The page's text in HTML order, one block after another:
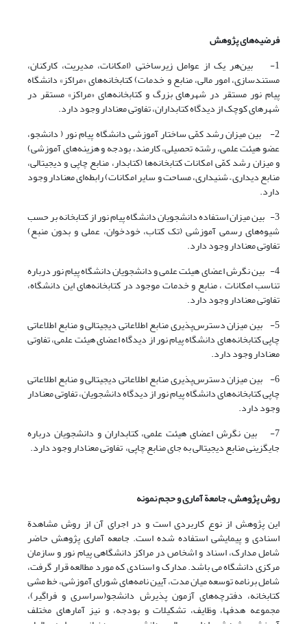
فرضیه‌های پژوهش
1- بین‌هر یک از عوامل زیرساختی (امکانات، مدیریت، کارکنان،
مستندسازی، امور مالی، منابع و خدمات) کتابخانه‌های «مراکز» دانشگاه
پیام نور مستقر در شهرهای بزرگ و کتابخانه‌های «مراکز» مستقر در
شهرهای کوچک از دیدگاه کتابداران، تفاوتی معنادار وجود دارد.
2- بین میزان رشد کمّی ساختار آموزشی دانشگاه پیام نور ( دانشجو،
عضو هیئت علمی، رشته تحصیلی، کارمند، بودجه و هزینه‌های آموزشی)
و میزان رشد کمّی امکانات کتابخانه‌ها (کتابدار، منابع چاپی و دیجیتالی،
منابع دیداری – شنیداری، مساحت و سایر امکانات) رابطه‌ای معنادار وجود
دارد.
3- بین میزان استفاده دانشجویان دانشگاه پیام نور از کتابخانه بر حسب
شیوه‌های رسمی آموزشی (تک کتاب، خودخوان، عملی و بدون منبع)
تفاوتی معنادار وجود دارد.
4- بین نگرش اعضای‌ هیئت علمی و دانشجویان دانشگاه پیام نور درباره
تناسب امکانات ، منابع و خدمات موجود در کتابخانه‌های این دانشگاه،
تفاوتی معنادار وجود دارد.
5- بین میزان دسترس‌پذیری منابع اطلاعاتی دیجیتالی و منابع اطلاعاتی
چاپی کتابخانه‌های دانشگاه پیام نور از دیدگاه اعضای‌ هیئت علمی، تفاوتی
معنادار وجود دارد.
6- بین میزان دسترس‌پذیری منابع اطلاعاتی دیجیتالی و منابع اطلاعاتی
چاپی کتابخانه‌های دانشگاه پیام نور از دیدگاه دانشجویان، تفاوتی معنادار
وجود دارد.
7- بین نگرش اعضای‌ هیئت علمی، کتابداران و دانشجویان درباره
جایگزینی منابع دیجیتالی به جای منابع چاپی، تفاوتی معنادار وجود دارد.
روش پژوهش،جامعة آماری و حجم نمونه
این پژوهش از نوع کاربردی است و در اجرای آن از روش مشاهدة
اسنادی و پیمایشی استفاده شده است. جامعه آماری پژوهش حاضر
شامل مدارک، اسناد و اشخاص در مراکز دانشگاهی پیام نور و سازمان
مرکزی دانشگاه می باشد. مدارک و اسنادی که مورد مطالعه قرار گرفت،
شامل برنامه توسعه میان مدت، آیین نامه‌های شورای آموزشی، خط مشی
کتابخانه، دفترچه‌های آزمون پذیرش دانشجو(سراسری و فراگیر)،
مجموعه هدفها، وظایف، تشکیلات و بودجه، و نیز آمارهای مختلف